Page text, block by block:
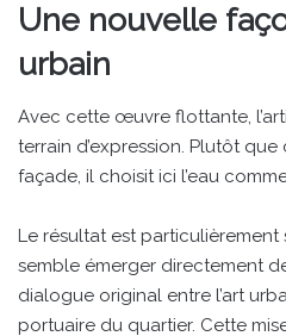
Une nouvelle
urbain
Avec cette œuvre flottante,
terrain d’expression. Plutôt que
façade, il choisit ici l’eau
Le résultat est particulièrement
semble émerger directement
dialogue original entre l’art
portuaire du quartier. Cette